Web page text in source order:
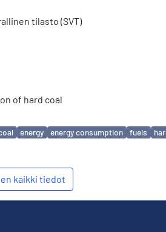
tilasto (SVT)
of hard coal
energy energy consumption fuels
kaikki tiedot